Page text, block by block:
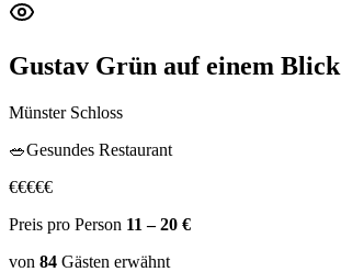
Gustav Grün auf einem Blick
Münster Schloss
🥗Gesundes Restaurant
€€€€€
Preis pro Person 11 – 20 €
von 84 Gästen erwähnt